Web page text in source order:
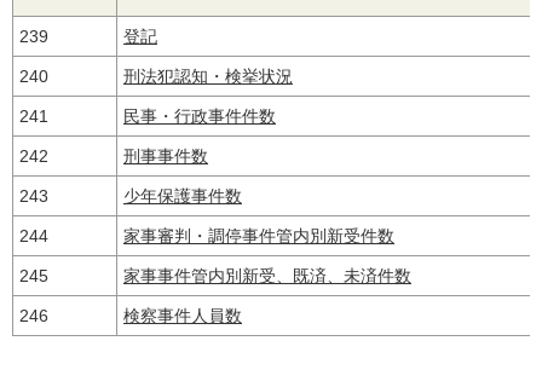
239 登記
240 刑法犯認知・検挙状況
241 民事・行政事件件数
242 刑事事件数
243 少年保護事件数
244 家事審判・調停事件管内別新受件数
245 家事事件管内別新受、既済、未済件数
246 検察事件人員数